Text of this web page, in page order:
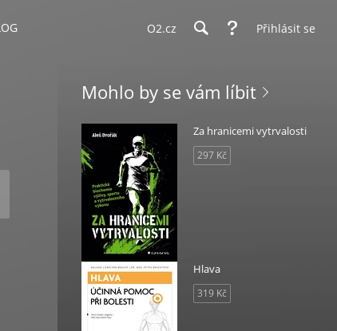
O2.cz Přihlásit se
Mohlo by se vám líbit
Za hranicemi vytrvalosti
297 Kč
Hlava
319 Kč